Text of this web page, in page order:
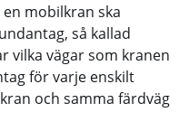
mobilkran ska
så kallad
vilka vägar som kranen
för varje enskilt
och samma färdväg